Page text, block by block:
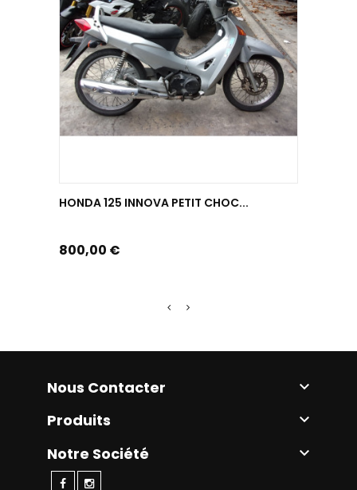
HONDA 125 INNOVA PETIT CHOC...
Prix
800,00 €
Nous Contacter 
Produits 
Notre Société 